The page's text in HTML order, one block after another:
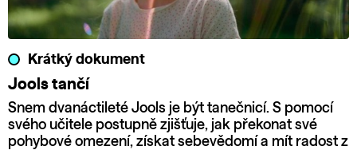
Krátký dokument
Jools tančí
Snem dvanáctileté Jools je být tanečnicí. S pomocí
svého učitele postupně zjišťuje, jak překonat své
pohybové omezení, získat sebevědomí a mít radost z